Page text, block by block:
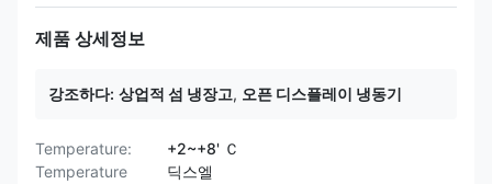
제품 상세정보
강조하다: 상업적 섬 냉장고, 오픈 디스플레이 냉동기
Temperature:
+2~+8' Ｃ
Temperature
딕스엘